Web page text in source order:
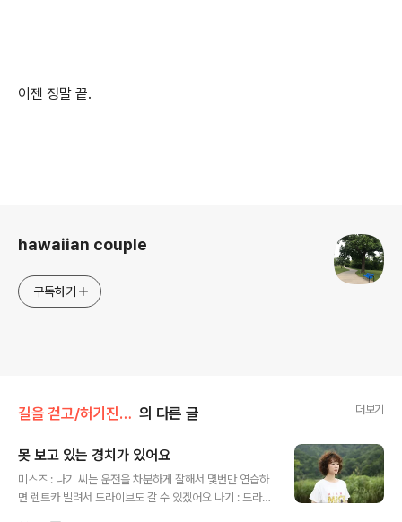
이젠 정말 끝.
hawaiian couple
구독하기
길을 걷고/허기진 마음 의 다른 글 더보기
못 보고 있는 경치가 있어요
미스즈 : 나기 씨는 운전을 차분하게 잘해서 몇번만 연습하
면 렌트카 빌려서 드라이브도 갈 수 있겠어요 나기 : 드라이